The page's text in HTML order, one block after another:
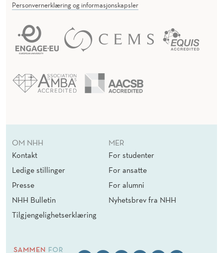
Personvernerklæring og informasjonskapsler
OM NHH
Kontakt
Ledige stillinger
Presse
NHH Bulletin
Tilgjengelighetserklæring
MER
For studenter
For ansatte
For alumni
Nyhetsbrev fra NHH